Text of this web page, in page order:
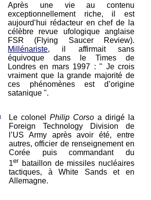
Après une vie au contenu
exceptionnellement riche, il est
aujourd’hui rédacteur en chef de la
célèbre revue ufologique anglaise
FSR (Flying Saucer Review).
Millénariste, il affirmait sans
équivoque dans le Times de
Londres en mars 1997 : " Je crois
vraiment que la grande majorité de
ces phénomènes est d’origine
satanique ".
Le colonel Philip Corso a dirigé la
Foreign Technology Division de
l’US Army après avoir été, entre
autres, officier de renseignement en
Corée puis commandant du
1er bataillon de missiles nucléaires
tactiques, à White Sands et en
Allemagne.